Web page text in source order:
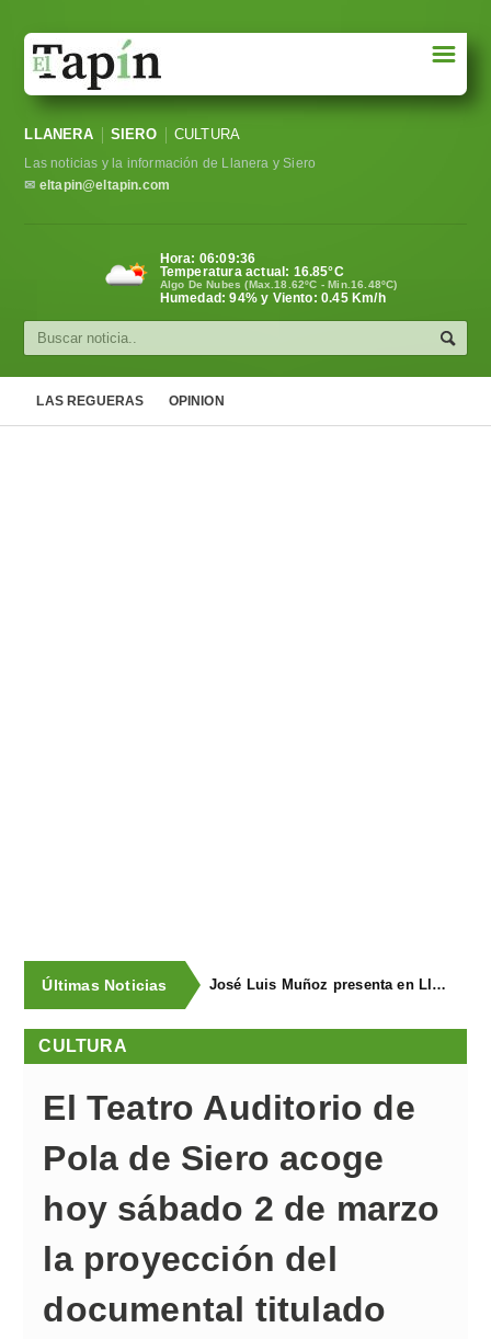
Sociedad
Política
Cultura
☰
LLANERA SIERO CULTURA
Las noticias y la información de Llanera y Siero
✉ eltapin@eltapin.com
Hora: 06:09:37
Temperatura actual: 16.85°C
Algo De Nubes (Max.18.62ºC - Min.16.48ºC)
Humedad: 94% y Viento: 0.45 Km/h
LAS REGUERAS OPINION
Últimas Noticias José Luis Muñoz presenta en Llanegra "Libertad" y el libro homenaje "El corredor de fondo"
CULTURA
El Teatro Auditorio de
Pola de Siero acoge
hoy sábado 2 de marzo
la proyección del
documental titulado